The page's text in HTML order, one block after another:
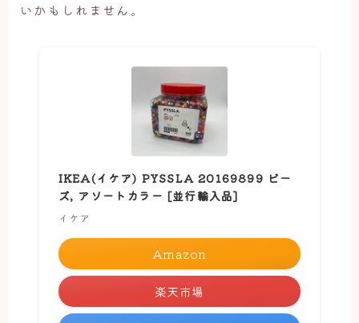
いかもしれません。
IKEA(イケア) PYSSLA 20169899 ビー
ズ, アソートカラー [並行輸入品]
イケア
Amazon
楽天市場